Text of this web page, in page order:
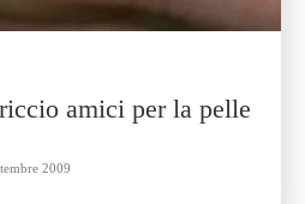
amici per la pelle
2009